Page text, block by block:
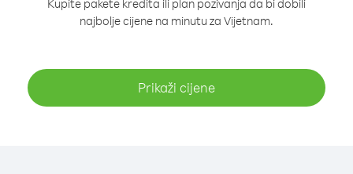
Kupite pakete kredita ili plan pozivanja da bi dobili
najbolje cijene na minutu za Vijetnam.
Prikaži cijene